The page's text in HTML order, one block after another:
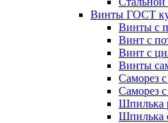
Винты ГОСТ
Винты с
Винт с
Винт с
Винты
Саморез
Саморез
Шпилька
Шпилька